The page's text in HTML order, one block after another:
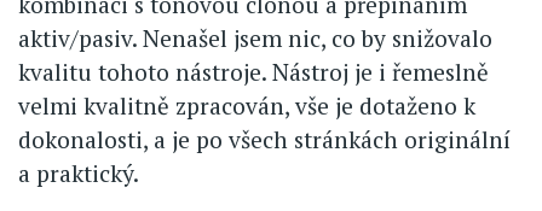
aktiv/pasiv. Nenašel jsem nic, co by snižovalo
kvalitu tohoto nástroje. Nástroj je i řemeslně
velmi kvalitně zpracován, vše je dotaženo k
dokonalosti, a je po všech stránkách originální
a praktický.